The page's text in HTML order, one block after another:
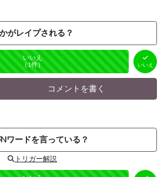
がレイプされる？
いいえ
（1件） いいえ
コメントを書く
ワードを言っている？
トリガー解説